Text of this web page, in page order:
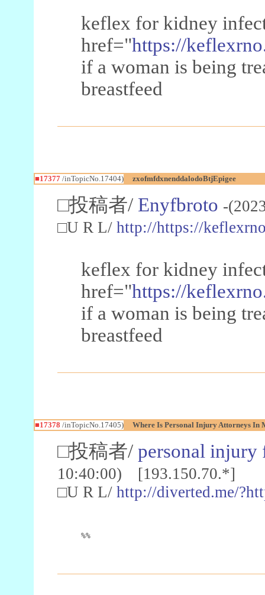
keflex for kidney
href="https://
if a woman is being
breastfeed
■17377/inTopicNo.17404) zxofmfdxnenddalodoBtjEpigee
□投稿者/ Enyfbroto -
□U R L/ http://https://
keflex for kidney
href="https://
if a woman is being
breastfeed
■17378 /inTopicNo.17405) Where Is Personal Injury Attorneys In
□投稿者/ personal injury
10:40:00) [193.150.70.*]
□U R L/ http://diverted.me/
%%